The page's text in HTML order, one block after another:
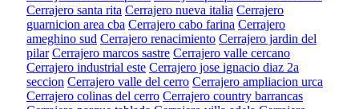
Cerrajero santa rita Cerrajero nueva italia Cerrajero
guarnicion area cba Cerrajero cabo farina Cerrajero
ameghino sud Cerrajero renacimiento Cerrajero jardin del
pilar Cerrajero marcos sastre Cerrajero valle cercano
Cerrajero industrial este Cerrajero jose ignacio diaz 2a
seccion Cerrajero valle del cerro Cerrajero ampliacion urca
Cerrajero colinas del cerro Cerrajero country barrancas